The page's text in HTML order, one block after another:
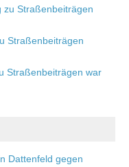
zu Straßenbeiträgen
Straßenbeiträgen
Straßenbeiträgen war
Dattenfeld gegen